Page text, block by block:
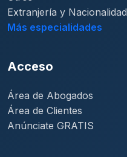
Extranjería y Nacionalidad
Más especialidades
Acceso
Área de Abogados
Área de Clientes
Anúnciate GRATIS